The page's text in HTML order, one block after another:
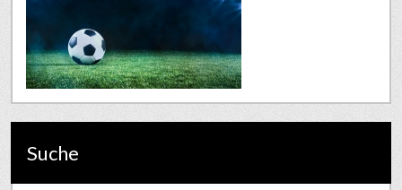
Suche